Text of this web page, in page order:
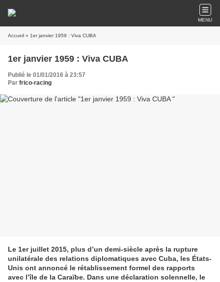
MENU
Accueil » 1er janvier 1959 : Viva CUBA
1er janvier 1959 : Viva CUBA
Publié le 01/01/2016 à 23:57
Par frico-racing
Le 1er juillet 2015, plus d’un demi-siècle après la rupture
unilatérale des relations diplomatiques avec Cuba, les États-
Unis ont annoncé le rétablissement formel des rapports
avec l’île de la Caraïbe. Dans une déclaration solennelle, le